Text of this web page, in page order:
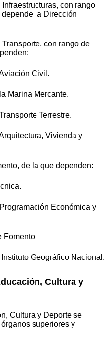
con rango
la Dirección
con rango de
Civil.
Marina Mercante.
Terrestre.
Vivienda y
de la que dependen:
Económica y
Fomento.
Geográfico Nacional.
Cultura y
Cultura y Deporte se
superiores y